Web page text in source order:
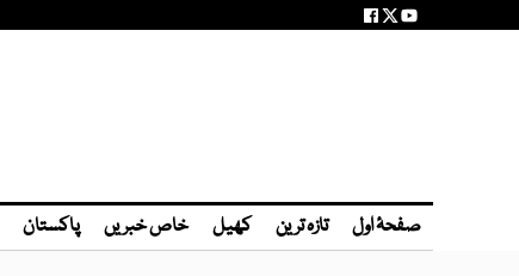
صفحۂ اول تازہ ترین کھیل خاص خبریں پاکستان